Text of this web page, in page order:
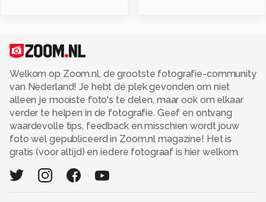
Welkom op Zoom.nl, de grootste fotografie-community
van Nederland! Je hebt dé plek gevonden om niet
alleen je mooiste foto's te delen, maar ook om elkaar
verder te helpen in de fotografie. Geef en ontvang
waardevolle tips, feedback en misschien wordt jouw
foto wel gepubliceerd in Zoom.nl magazine! Het is
gratis (voor altijd) en iedere fotograaf is hier welkom.